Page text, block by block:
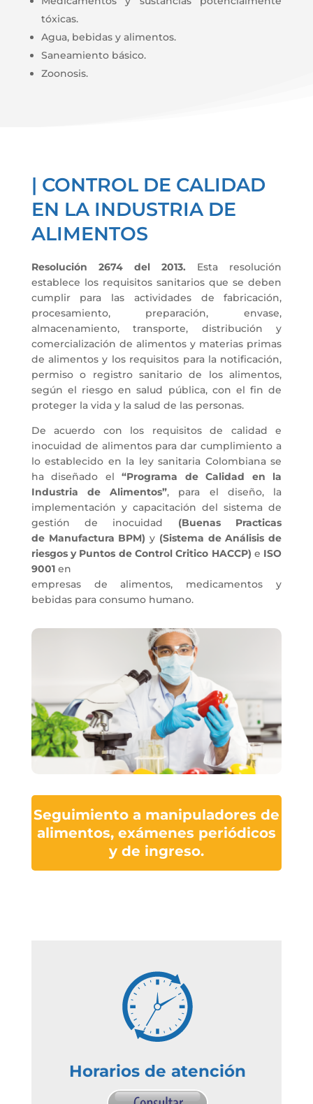
tóxicas.
Agua, bebidas y alimentos.
Saneamiento básico.
Zoonosis.
| CONTROL DE CALIDAD
EN LA INDUSTRIA DE
ALIMENTOS
Resolución 2674 del 2013. Esta resolución
establece los requisitos sanitarios que se deben
cumplir para las actividades de fabricación,
procesamiento, preparación, envase,
almacenamiento, transporte, distribución y
comercialización de alimentos y materias primas
de alimentos y los requisitos para la notificación,
permiso o registro sanitario de los alimentos,
según el riesgo en salud pública, con el fin de
proteger la vida y la salud de las personas.
De acuerdo con los requisitos de calidad e
inocuidad de alimentos para dar cumplimiento a
lo establecido en la ley sanitaria Colombiana se
ha diseñado el“Programa de Calidad en la
Industria de Alimentos”, para el diseño, la
implementación y capacitación del sistema de
gestión de inocuidad (Buenas Practicas
de Manufactura BPM) y (Sistema de Análisis de
riesgos y Puntos de Control Critico HACCP) e ISO
9001en
empresas de alimentos, medicamentos y
bebidas para consumo humano.
Seguimiento a manipuladores de
alimentos, exámenes periódicos
y de ingreso.
Horarios de atención